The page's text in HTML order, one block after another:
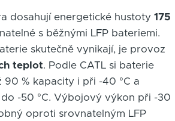
dosahují energetické hustoty 175
s běžnými LFP bateriemi.
skutečně vynikají, je provoz
teplot. Podle CATL si baterie
90 % kapacity i při -40 °C a
-50 °C. Výbojový výkon při -30
oproti srovnatelným LFP